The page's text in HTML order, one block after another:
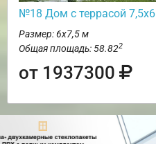
№18 Дом с террасой 7,5х6
Размер: 6х7,5 м
Общая площадь: 58.822
от 1937300